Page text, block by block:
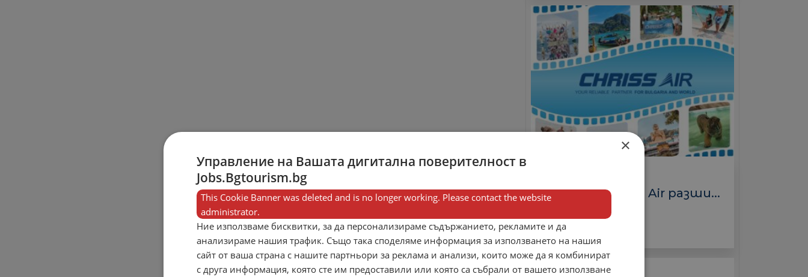
Крис Еър/Chriss Air разши...
×
Управление на Вашата дигитална поверителност в
Jobs.Bgtourism.bg
This Cookie Banner was deleted and is no longer working. Please contact the website
administrator.
Ние използваме бисквитки, за да персонализираме съдържанието, рекламите и да
анализираме нашия трафик. Също така споделяме информация за използването на нашия
сайт от ваша страна с нашите партньори за реклама и анализи, които може да я комбинират
с друга информация, която сте им предоставили или която са събрали от вашето използване